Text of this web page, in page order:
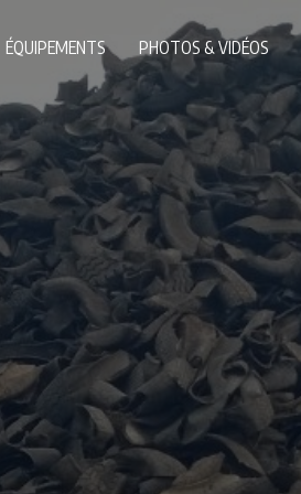
ÉQUIPEMENTS PHOTOS & VIDÉOS